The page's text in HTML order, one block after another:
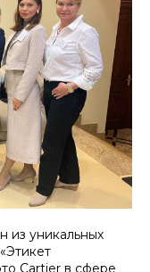
из уникальных
Cartier в сфере